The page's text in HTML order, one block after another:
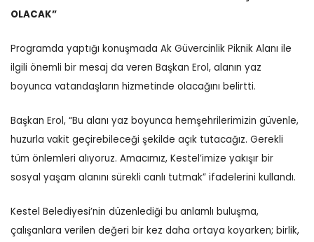
OLACAK”
Programda yaptığı konuşmada Ak Güvercinlik Piknik Alanı ile
ilgili önemli bir mesaj da veren Başkan Erol, alanın yaz
boyunca vatandaşların hizmetinde olacağını belirtti.
Başkan Erol, “Bu alanı yaz boyunca hemşehrilerimizin güvenle,
huzurla vakit geçirebileceği şekilde açık tutacağız. Gerekli
tüm önlemleri alıyoruz. Amacımız, Kestel’imize yakışır bir
sosyal yaşam alanını sürekli canlı tutmak” ifadelerini kullandı.
Kestel Belediyesi’nin düzenlediği bu anlamlı buluşma,
çalışanlara verilen değeri bir kez daha ortaya koyarken; birlik,